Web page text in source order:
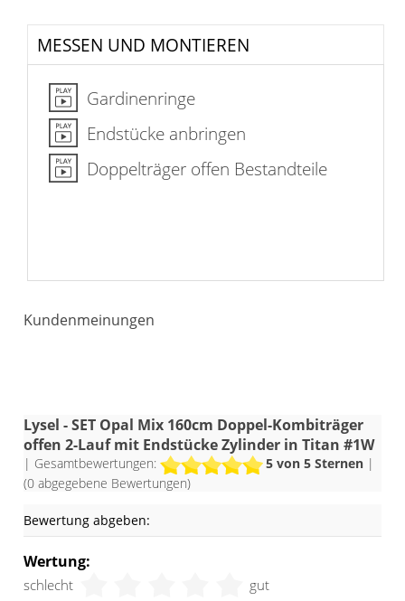
MESSEN UND MONTIEREN
Gardinenringe
Endstücke anbringen
Doppelträger offen Bestandteile
Kundenmeinungen
Lysel - SET Opal Mix 160cm Doppel-Kombiträger
offen 2-Lauf mit Endstücke Zylinder in Titan #1W
| Gesamtbewertungen: 5von 5 Sternen |
(0 abgegebene Bewertungen)
Bewertung abgeben:
Wertung:
schlecht gut